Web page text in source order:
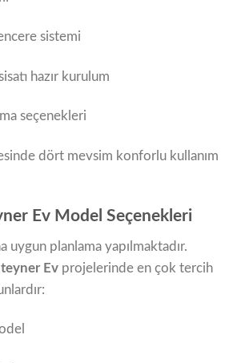
sistemi
hazır kurulum
seçenekleri
dört mevsim konforlu kullanım
Ev Model Seçenekleri
uygun planlama yapılmaktadır.
Ev projelerinde en çok tercih